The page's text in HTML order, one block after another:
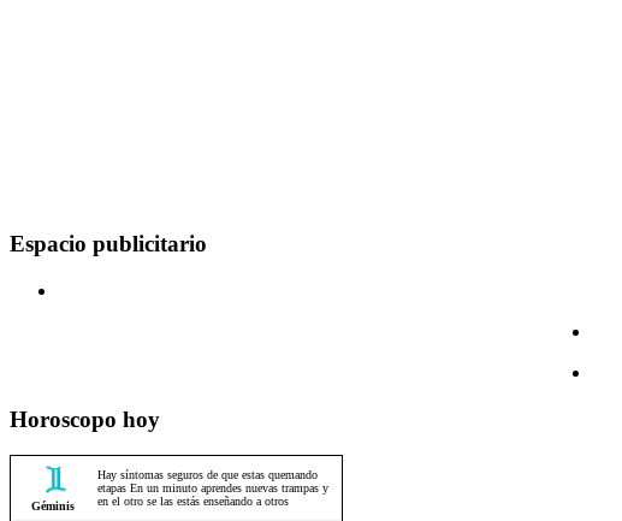
Espacio publicitario
Horoscopo hoy